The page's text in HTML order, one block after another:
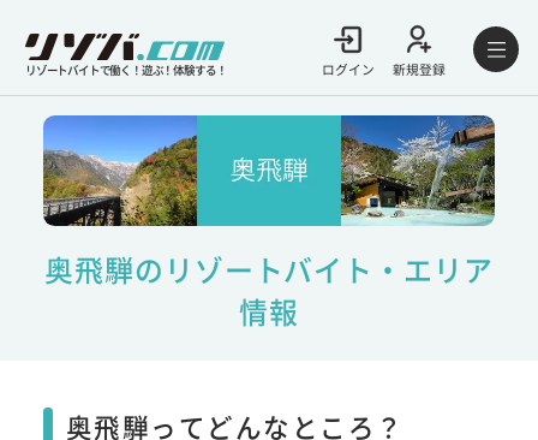
リゾートバイトで働く！遊ぶ！体験する！ ログイン 新規登録
奥飛騨のリゾートバイト・エリア
情報
奥飛騨ってどんなところ？